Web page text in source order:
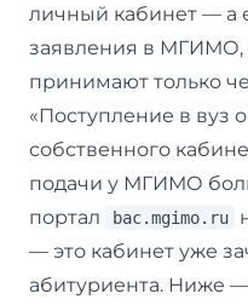
личный кабинет — а
заявления в МГИМО,
принимают только
«Поступление в вуз
собственного
подачи у МГИМО
портал
bac.mgimo.ru
— это кабинет уже
абитуриента. Ниже